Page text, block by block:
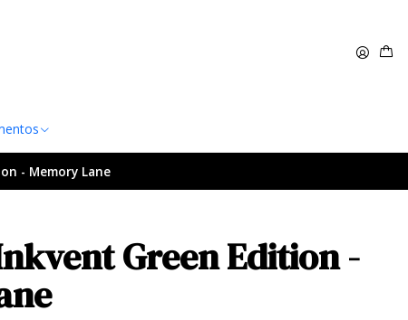
- Memory Lane
Green Edition -